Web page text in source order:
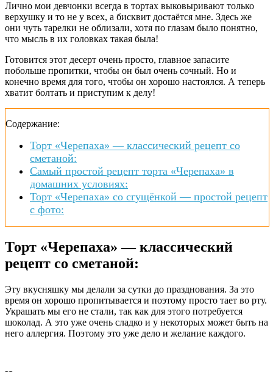
Лично мои девчонки всегда в тортах выковыривают только
верхушку и то не у всех, а бисквит достаётся мне. Здесь же
они чуть тарелки не облизали, хотя по глазам было понятно,
что мысль в их головках такая была!
Готовится этот десерт очень просто, главное запасите
побольше пропитки, чтобы он был очень сочный. Но и
конечно время для того, чтобы он хорошо настоялся. А теперь
хватит болтать и приступим к делу!
Содержание:
Торт «Черепаха» — классический рецепт со
сметаной:
Самый простой рецепт торта «Черепаха» в
домашних условиях:
Торт «Черепаха» со сгущёнкой — простой рецепт
с фото:
Торт «Черепаха» — классический
рецепт со сметаной:
Эту вкусняшку мы делали за сутки до празднования. За это
время он хорошо пропитывается и поэтому просто тает во рту.
Украшать мы его не стали, так как для этого потребуется
шоколад. А это уже очень сладко и у некоторых может быть на
него аллергия. Поэтому это уже дело и желание каждого.